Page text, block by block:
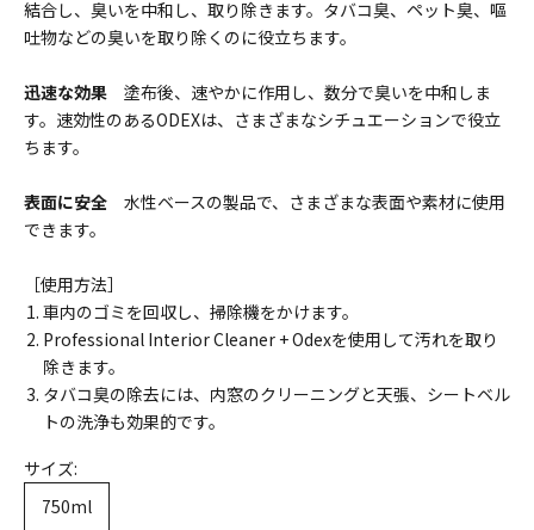
結合し、臭いを中和し、取り除きます。タバコ臭、ペット臭、嘔
吐物などの臭いを取り除くのに役立ちます。
迅速な効果 塗布後、速やかに作用し、数分で臭いを中和しま
す。速効性のあるODEXは、さまざまなシチュエーションで役立
ちます。
表面に安全 水性ベースの製品で、さまざまな表面や素材に使用
できます。
［使用方法］
車内のゴミを回収し、掃除機をかけます。
Professional Interior Cleaner + Odexを使用して汚れを取り
除きます。
タバコ臭の除去には、内窓のクリーニングと天張、シートベル
トの洗浄も効果的です。
サイズ:
750ml